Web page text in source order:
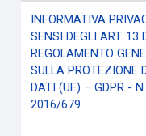
INFORMATIVA
SENSI DEGLI ART. 13
REGOLAMENTO
SULLA PROTEZIONE
DATI (UE) – GDPR - N.
2016/679